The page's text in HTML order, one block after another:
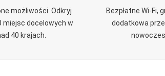
możliwości. Odkryj
miejsc docelowych w
40 krajach.
Bezpłatne Wi-Fi,
dodatkowa